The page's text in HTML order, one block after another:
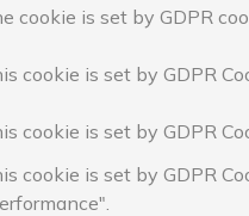
cookie is set by GDPR
cookie is set by GDPR
cookie is set by GDPR
cookie is set by GDPR